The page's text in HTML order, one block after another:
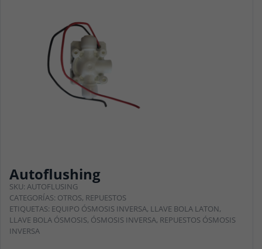
Autoflushing
SKU: AUTOFLUSING
CATEGORÍAS: OTROS, REPUESTOS
ETIQUETAS: EQUIPO ÓSMOSIS INVERSA, LLAVE BOLA LATON,
LLAVE BOLA ÓSMOSIS, ÓSMOSIS INVERSA, REPUESTOS ÓSMOSIS
INVERSA